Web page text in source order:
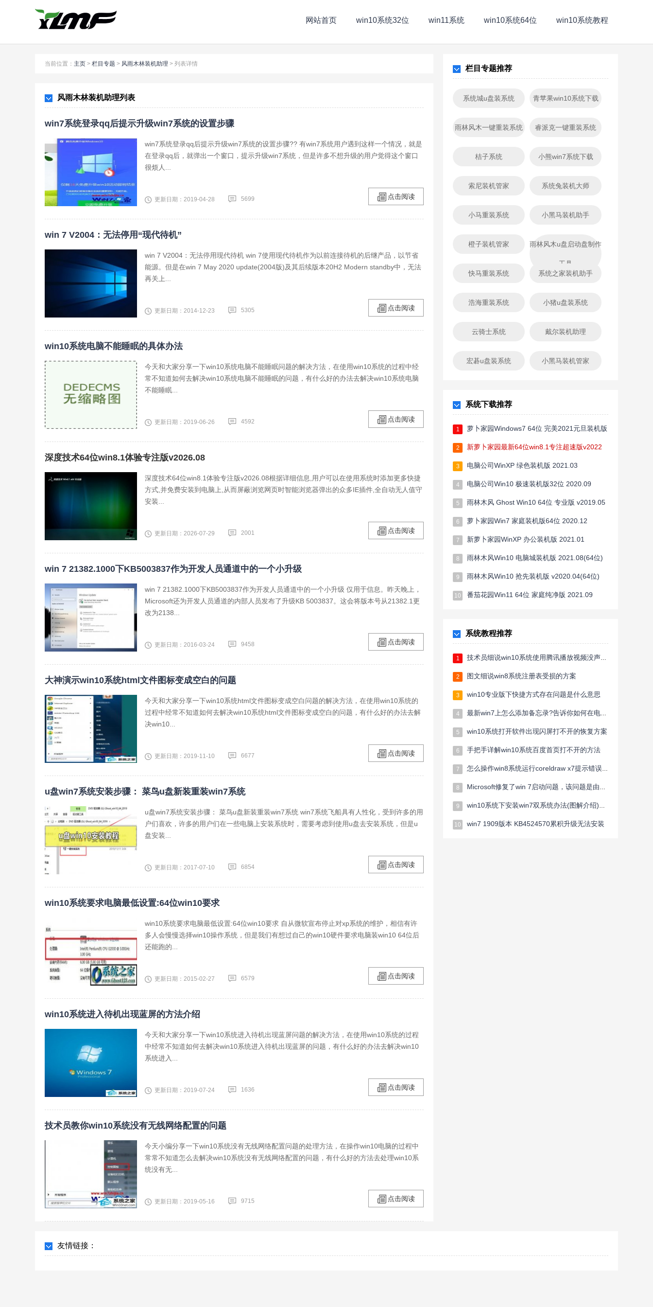
网站首页 win10系统32位 win11系统 win10系统64位 win10系统教程
当前位置： 主页 > 栏目专题 > 风雨木林装机助理 > 列表详情
风雨木林装机助理列表
win7系统登录qq后提示升级win7系统的设置步骤
win7系统登录qq后提示升级win7系统的设置步骤?? 有win7系统用户遇到这样一个情况，就是
在登录qq后，就弹出一个窗口，提示升级win7系统，但是许多不想升级的用户觉得这个窗口
很烦人...
更新日期：2019-04-28 5699 点击阅读
win 7 V2004：无法停用“现代待机”
win 7 V2004：无法停用现代待机 win 7使用现代待机作为以前连接待机的后继产品，以节省
能源。但是在win 7 May 2020 update(2004版)及其后续版本20H2 Modern standby中，无法
再关上...
更新日期：2014-12-23 5305 点击阅读
win10系统电脑不能睡眠的具体办法
今天和大家分享一下win10系统电脑不能睡眠问题的解决方法，在使用win10系统的过程中经
常不知道如何去解决win10系统电脑不能睡眠的问题，有什么好的办法去解决win10系统电脑
不能睡眠...
更新日期：2019-06-26 4592 点击阅读
深度技术64位win8.1体验专注版v2026.08
深度技术64位win8.1体验专注版v2026.08根据详细信息,用户可以在使用系统时添加更多快捷
方式,并免费安装到电脑上,从而屏蔽浏览网页时智能浏览器弹出的众多IE插件,全自动无人值守
安装...
更新日期：2026-07-29 2001 点击阅读
win 7 21382.1000下KB5003837作为开发人员通道中的一个小升级
win 7 21382.1000下KB5003837作为开发人员通道中的一个小升级 仅用于信息。昨天晚上，
Microsoft还为开发人员通道的内部人员发布了升级KB 5003837。这会将版本号从21382.1更
改为2138...
更新日期：2016-03-24 9458 点击阅读
大神演示win10系统html文件图标变成空白的问题
今天和大家分享一下win10系统html文件图标变成空白问题的解决方法，在使用win10系统的
过程中经常不知道如何去解决win10系统html文件图标变成空白的问题，有什么好的办法去解
决win10...
更新日期：2019-11-10 6677 点击阅读
u盘win7系统安装步骤： 菜鸟u盘新装重装win7系统
u盘win7系统安装步骤： 菜鸟u盘新装重装win7系统 win7系统飞船具有人性化，受到许多的用
户们喜欢，许多的用户们在一些电脑上安装系统时，需要考虑到使用u盘去安装系统，但是u
盘安装...
更新日期：2017-07-10 6854 点击阅读
win10系统要求电脑最低设置:64位win10要求
win10系统要求电脑最低设置:64位win10要求 自从微软宣布停止对xp系统的维护，相信有许
多人会慢慢选择win10操作系统，但是我们有想过自己的win10硬件要求电脑装win10 64位后
还能跑的...
更新日期：2015-02-27 6579 点击阅读
win10系统进入待机出现蓝屏的方法介绍
今天和大家分享一下win10系统进入待机出现蓝屏问题的解决方法，在使用win10系统的过程
中经常不知道如何去解决win10系统进入待机出现蓝屏的问题，有什么好的办法去解决win10
系统进入...
更新日期：2019-07-24 1636 点击阅读
技术员教你win10系统没有无线网络配置的问题
今天小编分享一下win10系统没有无线网络配置问题的处理方法，在操作win10电脑的过程中
常常不知道怎么去解决win10系统没有无线网络配置的问题，有什么好的方法去处理win10系
统没有无...
更新日期：2019-05-16 9715 点击阅读
栏目专题推荐
系统城u盘装系统 青苹果win10系统下载
雨林风木一键重装系统 睿派克一键重装系统
桔子系统 小熊win7系统下载
索尼装机管家 系统兔装机大师
小马重装系统 小黑马装机助手
橙子装机管家 雨林风木u盘启动盘制作
工具
快马重装系统
系统之家装机助手
浩海重装系统 小猪u盘装系统
云骑士系统 戴尔装机助理
宏碁u盘装系统 小黑马装机管家
系统下载推荐
1 萝卜家园Windows7 64位 完美2021元旦装机版
2 新萝卜家园最新64位win8.1专注超速版v2022
3 电脑公司WinXP 绿色装机版 2021.03
4 电脑公司Win10 极速装机版32位 2020.09
5 雨林木风 Ghost Win10 64位 专业版 v2019.05
6 萝卜家园Win7 家庭装机版64位 2020.12
7 新萝卜家园WinXP 办公装机版 2021.01
8 雨林木风Win10 电脑城装机版 2021.08(64位)
9 雨林木风Win10 抢先装机版 v2020.04(64位)
10 番茄花园Win11 64位 家庭纯净版 2021.09
系统教程推荐
1 技术员细说win10系统使用腾讯播放视频没声音的方案
2 图文细说win8系统注册表受损的方案
3 win10专业版下快捷方式存在问题是什么意思
4 最新win7上怎么添加备忘录?告诉你如何在电脑桌面上添加备忘录
5 win10系统打开软件出现闪屏打不开的恢复方案
6 手把手详解win10系统百度首页打不开的方法
7 怎么操作win8系统运行coreldraw x7提示错误38的教程
8 Microsoft修复了win 7启动问题，该问题是由Check disk命令引起的
9 win10系统下安装win7双系统办法(图解介绍)ghost win10/win7一起用
10 win7 1909版本 KB4524570累积升级无法安装
友情链接：